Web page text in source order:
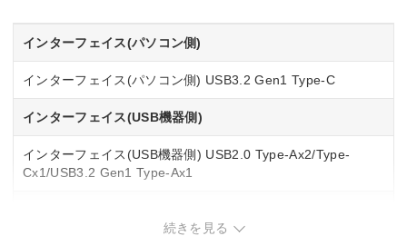
インターフェイス(パソコン側)
インターフェイス(パソコン側) USB3.2 Gen1 Type-C
インターフェイス(USB機器側)
インターフェイス(USB機器側) USB2.0 Type-Ax2/Type-
Cx1/USB3.2 Gen1 Type-Ax1
続きを見る